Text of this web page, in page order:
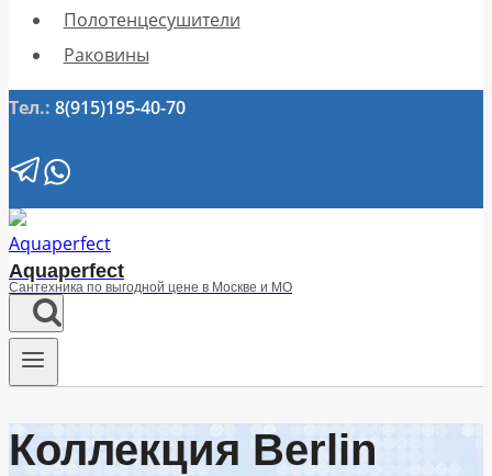
Полотенцесушители
Раковины
Тел.: 8(915)195-40-70
Aquaperfect
Сантехника по выгодной цене в Москве и МО
Коллекция Berlin